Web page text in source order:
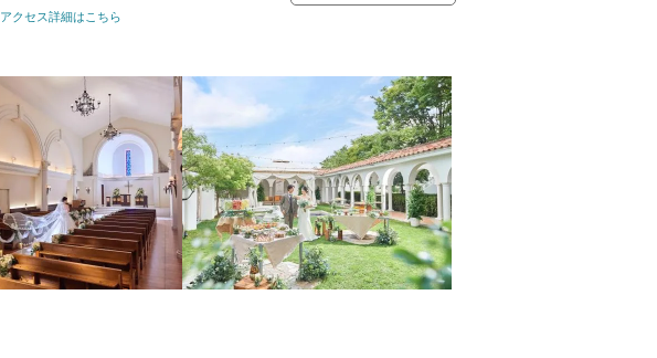
対応人数: 着席：8名 ～ 128名
アクセス詳細はこちら